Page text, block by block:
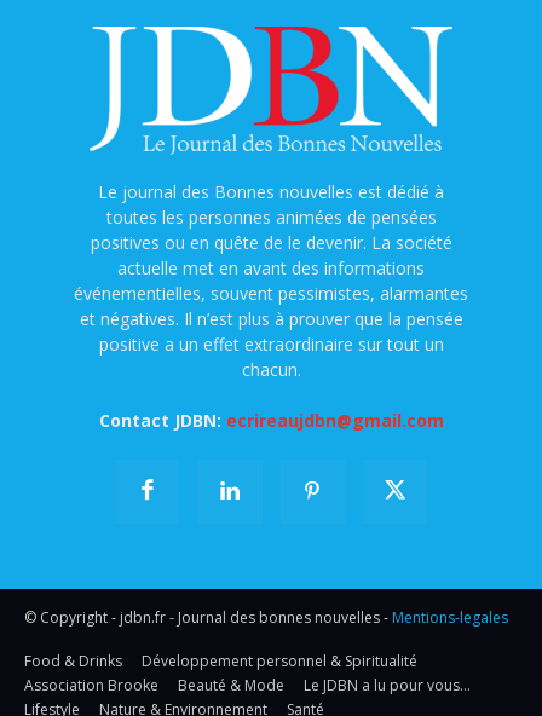
Le journal des Bonnes nouvelles est dédié à
toutes les personnes animées de pensées
positives ou en quête de le devenir. La société
actuelle met en avant des informations
événementielles, souvent pessimistes, alarmantes
et négatives. Il n’est plus à prouver que la pensée
positive a un effet extraordinaire sur tout un
chacun.
Contact JDBN: ecrireaujdbn@gmail.com
© Copyright - jdbn.fr - Journal des bonnes nouvelles - Mentions-legales
Food & Drinks
Développement personnel & Spiritualité
Association Brooke
Beauté & Mode
Le JDBN a lu pour vous…
Lifestyle
Nature & Environnement Santé